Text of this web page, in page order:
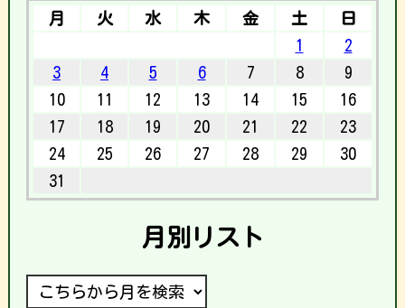
月 火 水 木 金 土
日
1
2
3
4 5 6 7 8
9
10
11 12 13 14 15
16
17
18 19 20 21 22
23
24
25 26 27 28 29
30
31
月別リスト